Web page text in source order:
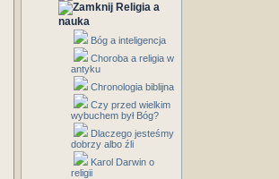
Religia a
nauka
Bóg a inteligencja
Choroba a religia w
antyku
Chronologia biblijna
Czy przed wielkim
wybuchem był Bóg?
Dlaczego jesteśmy
dobrzy albo źli
Karol Darwin o
religii